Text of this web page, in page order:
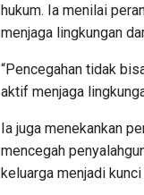
hukum. Ia menilai
menjaga lingkungan
“Pencegahan tidak
aktif menjaga
Ia juga menekankan
mencegah
keluarga menjadi